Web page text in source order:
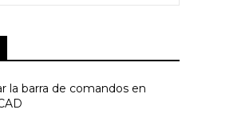
la barra de comandos en